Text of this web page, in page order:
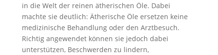
in die Welt der reinen ätherischen Öle. Dabei
machte sie deutlich: Ätherische Öle ersetzen keine
medizinische Behandlung oder den Arztbesuch.
Richtig angewendet können sie jedoch dabei
unterstützen, Beschwerden zu lindern,